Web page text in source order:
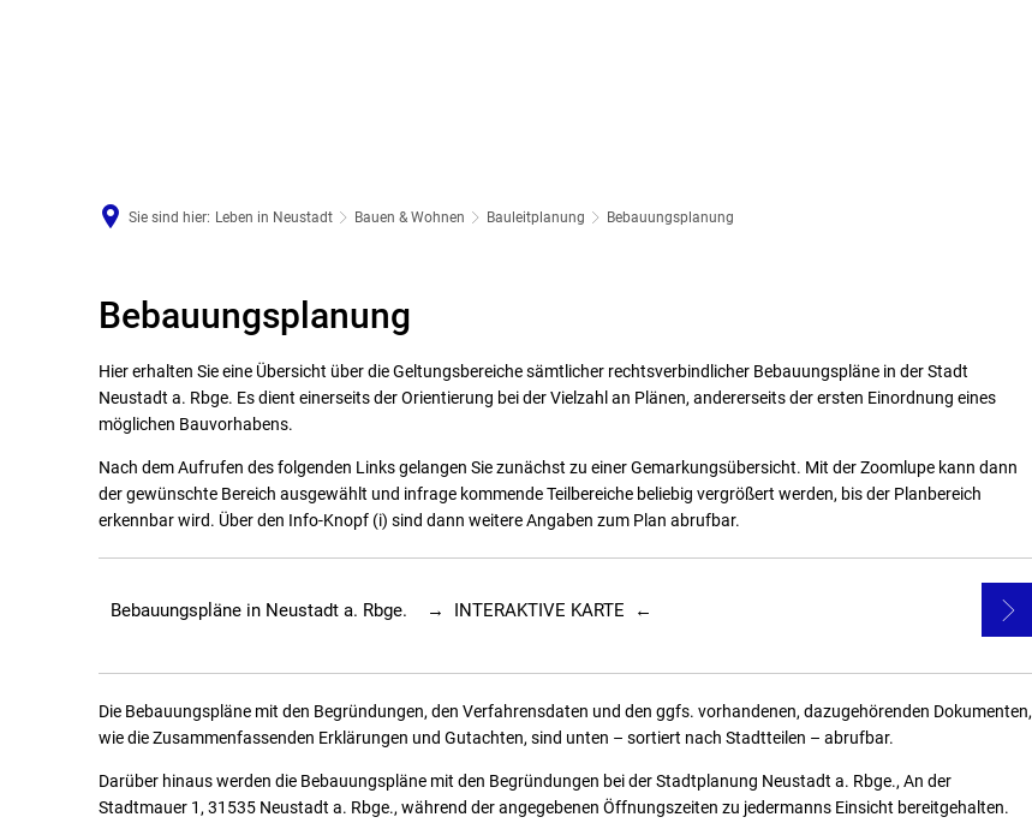
Sie sind hier: Leben in Neustadt Bauen & Wohnen Bauleitplanung Bebauungsplanung
Bebauungsplanung
Bebauungsplanung
Hier erhalten Sie eine Übersicht über die Geltungsbereiche sämtlicher rechtsverbindlicher Bebauungspläne in der Stadt
Neustadt a. Rbge. Es dient einerseits der Orientierung bei der Vielzahl an Plänen, andererseits der ersten Einordnung eines
möglichen Bauvorhabens.
Nach dem Aufrufen des folgenden Links gelangen Sie zunächst zu einer Gemarkungsübersicht. Mit der Zoomlupe kann dann
der gewünschte Bereich ausgewählt und infrage kommende Teilbereiche beliebig vergrößert werden, bis der Planbereich
erkennbar wird. Über den Info-Knopf (i) sind dann weitere Angaben zum Plan abrufbar.
Bebauungspläne in Neustadt a. Rbge. → INTERAKTIVE KARTE ←
Die Bebauungspläne mit den Begründungen, den Verfahrensdaten und den ggfs. vorhandenen, dazugehörenden Dokumenten,
wie die Zusammenfassenden Erklärungen und Gutachten, sind unten – sortiert nach Stadtteilen – abrufbar.
Darüber hinaus werden die Bebauungspläne mit den Begründungen bei der Stadtplanung Neustadt a. Rbge., An der
Stadtmauer 1, 31535 Neustadt a. Rbge., während der angegebenen Öffnungszeiten zu jedermanns Einsicht bereitgehalten.